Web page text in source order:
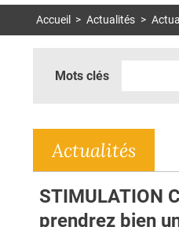
Accueil > Actualités >
Mots clés
Actualités
STIMULATION
prendrez bien